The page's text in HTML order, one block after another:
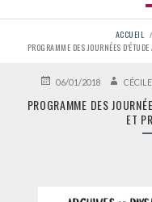
FIL
D'ARIANE
ACCUEIL
PROGRAMME DES JOURNÉES
PUBLIÉ06/01/2018 AUTEUR
PROGRAMME DES
ET